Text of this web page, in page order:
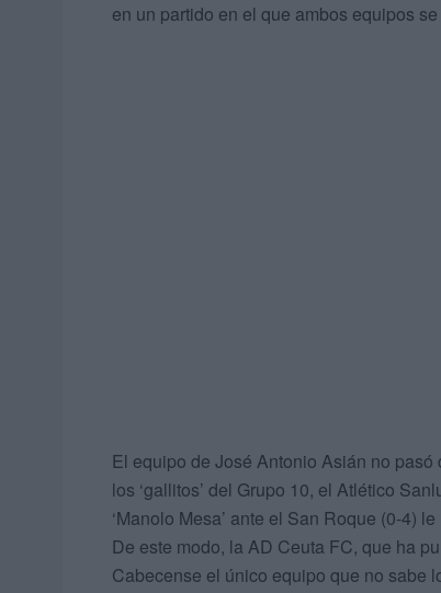
en un partido en el que ambos equipos
El equipo de José Antonio Asián no pasó
los ‘gallitos’ del Grupo 10, el Atlético
‘Manolo Mesa’ ante el San Roque (0-4)
De este modo, la AD Ceuta FC, que ha
Cabecense el único equipo que no sabe